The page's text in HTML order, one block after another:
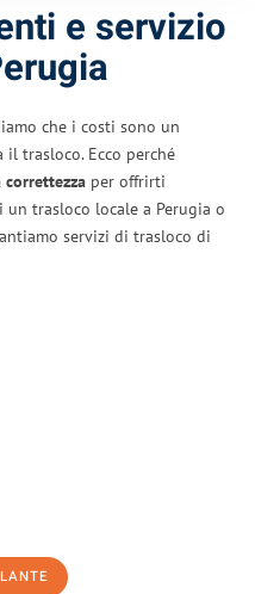
e servizio
che i costi sono un
trasloco. Ecco perché
correttezza per offrirti
trasloco locale a Perugia o
servizi di trasloco di